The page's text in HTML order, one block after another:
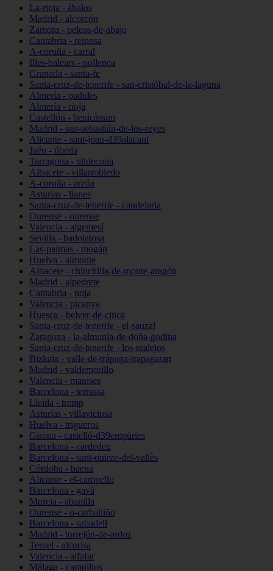
La-rioja - ábalos
Madrid - alcorcón
Zamora - peleas-de-abajo
Cantabria - reinosa
A-coruña - carral
Illes-balears - pollença
Granada - santa-fe
Santa-cruz-de-tenerife - san-cristóbal-de-la-laguna
Almería - padules
Almería - rioja
Castellón - benicàssim
Madrid - san-sebastián-de-los-reyes
Alicante - sant-joan-d39alacant
Jaén - úbeda
Tarragona - ulldecona
Albacete - villarrobledo
A-coruña - arzúa
Asturias - llanes
Santa-cruz-de-tenerife - candelaria
Ourense - ourense
Valencia - algemesí
Sevilla - badolatosa
Las-palmas - mogán
Huelva - almonte
Albacete - chinchilla-de-monte-aragón
Madrid - alpedrete
Cantabria - noja
Valencia - picanya
Huesca - belver-de-cinca
Santa-cruz-de-tenerife - el-sauzal
Zaragoza - la-almunia-de-doña-godina
Santa-cruz-de-tenerife - los-realejos
Bizkaia - valle-de-trápaga-trapagaran
Madrid - valdemorillo
Valencia - manises
Barcelona - terrassa
Lleida - tremp
Asturias - villaviciosa
Huelva - trigueros
Girona - castelló-d39empúries
Barcelona - cardedeu
Barcelona - sant-quirze-del-vallès
Córdoba - baena
Alicante - el-campello
Barcelona - gavà
Murcia - abanilla
Ourense - o-carballiño
Barcelona - sabadell
Madrid - torrejón-de-ardoz
Teruel - alcorisa
Valencia - alfafar
Málaga - campillos